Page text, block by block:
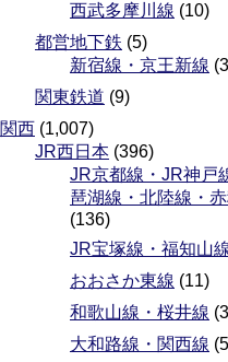
西武多摩川線 (10)
都営地下鉄 (5)
新宿線・京王新線
関東鉄道 (9)
関西 (1,007)
JR西日本 (396)
JR京都線・JR神戸
琶湖線・北陸線・
(136)
JR宝塚線・福知山
おおさか東線 (11)
和歌山線・桜井線
大和路線・関西線